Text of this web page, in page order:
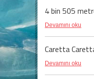
4 bin 505
Devamını oku
Caretta
Devamını oku